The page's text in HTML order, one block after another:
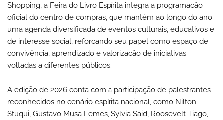
Shopping, a Feira do Livro Espírita integra a programação
oficial do centro de compras, que mantém ao longo do ano
uma agenda diversificada de eventos culturais, educativos e
de interesse social, reforçando seu papel como espaço de
convivência, aprendizado e valorização de iniciativas
voltadas a diferentes públicos.
A edição de 2026 conta com a participação de palestrantes
reconhecidos no cenário espírita nacional, como Nilton
Stuqui, Gustavo Musa Lemes, Sylvia Said, Roosevelt Tiago,